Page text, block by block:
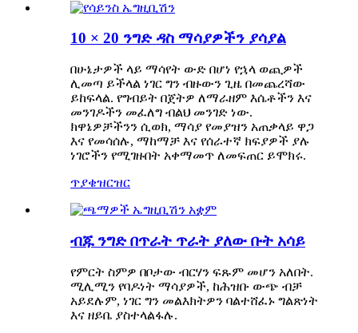
10 × 20 ንግድ ዳስ ማሳያዎችን ያሳያል
በሁኔታዎች ላይ ማሳየት ውድ በሆነ የኋላ ወጪዎች
ሊመጣ ይችላል ነገር ግን ብዙውን ጊዜ በመጨረሻው
ይከፍላል. የግብይት በጀትዎ ለማራዘም እሴቶችን እና
መንገዶችን መፈለግ ብልህ መንገድ ነው.
ክዋኔዎቻችንን ሲወክ, ማሳያ የመያዝን አጠቃላይ ዋጋ
እና የመሳሰሉ, ማከማቻ እና የሰራተኛ ክፍያዎች ያሉ
ነገሮችን የሚገዙበት አቀማመጥ ለመፍጠር ይሞክሩ.
ጥያቄዝርዝር
ብጁ ንግድ በጥራት ጥራት ያለው ቡት አሳይ
የምርት ስምዎ በቦታው ብርሃን ፍጹም መሆን አለበት.
ሚሊሚን የባዶነት ማሳያዎች, ከሕዝቡ ውጭ ብቻ
አይደሉም, ነገር ግን መልእክትዎን ባልተሸፈኑ ግልጽነት
እና ዘይቤ ያስተላልፋሉ.